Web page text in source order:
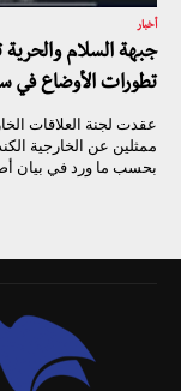
أخبار
جبهة السلام
تطورات الأوضاع في
عقدت لجنة العلاقات
بحسب ما ورد في بيان